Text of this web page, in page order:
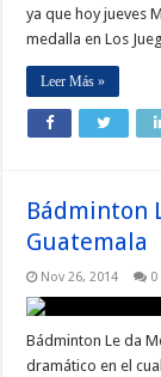
ya que hoy jueves
medalla en Los
Leer Más »
Bádminton
Guatemala
Nov 26, 2014 0
Bádminton Le da
dramático en el